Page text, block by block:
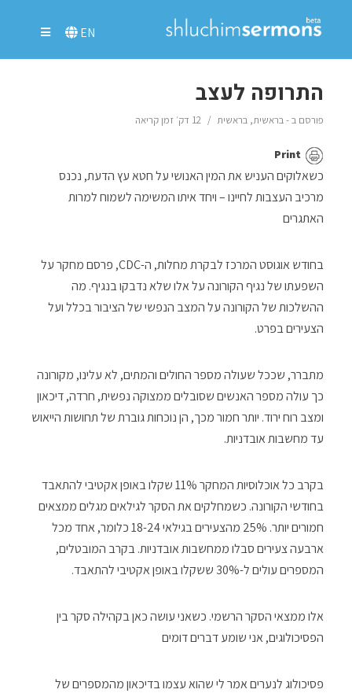
EN
התרופה לעצב
פורסם ב -בראשית, בראשית 12 דק׳ זמן קריאה
Print
כשאלוקים העניש את המין האנושי על חטא עץ הדעת, נכנס
מרכיב העצבות לחיינו – ויחד איתו המשימה לשמוח למרות
האתגרים
בחודש אוגוסט המרכז לבקרת מחלות, ה-CDC, פרסם מחקר על
השפעתו של נגיף הקורונה על אלו שלא נדבקו בנגיף. מה
ההשלכות של הקורונה על המצב הנפשי של הציבור בכלל ועל
הצעירים בפרט.
מתברר, שככל שעולה מספר החולים והמתים, לא עלינו, מקורונה
כך עולה מספר האנשים שסובלים ממצוקה נפשית, חרדה, דיכאון
ומצב רוח ירוד. יותר חמור מכך, הן נוכחות גוברת של תחושות הייאוש
עד מחשבות אובדניות.
בקרב כל אוכלוסיות המחקר 11% שקלו באופן אקטיבי להתאבד
בחודשי הקורונה. כשמחלקים את הסקר לגילאים מגלים ממצאים
חמורים יותר. 25% מהצעירים בגילאי 18-24 כלומר, אחד מכל
ארבעה צעירים סבלו ממחשבות אובדניות. בקרב המובטלים,
המספרים עולים ל-30% ששקלו באופן אקטיבי להתאבד.
אלו ממצאי הסקר הרשמי. כשאני עושה כאן בקהילה סקר בין
הפסיכולוגים, אני שומע דברים דומים
פסיכולוג לנערים אמר לי שהוא עצמו בדיכאון מהמספרים של